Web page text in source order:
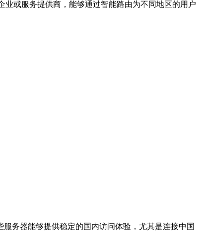
或服务提供商，能够通过智能路由为不同地区的用户
务器能够提供稳定的国内访问体验，尤其是连接中国